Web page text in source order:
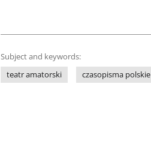
Subject and keywords:
teatr amatorski
czasopisma polskie